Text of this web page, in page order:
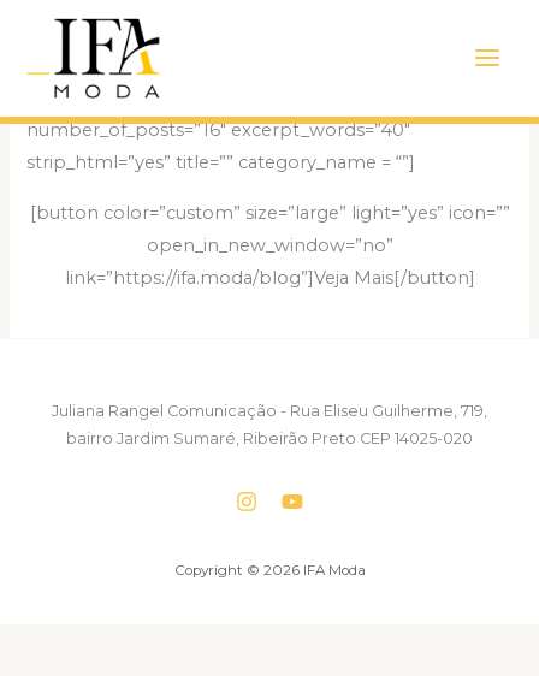
conteúdo
Menu
Página inicial
[recent_posts number_of_columns=”4″
number_of_posts=”16″ excerpt_words=”40″
strip_html=”yes” title=”” category_name = “”]
[button color=”custom” size=”large” light=”yes” icon=””
open_in_new_window=”no”
link=”https://ifa.moda/blog”]Veja Mais[/button]
Juliana Rangel Comunicação - Rua Eliseu Guilherme, 719,
bairro Jardim Sumaré, Ribeirão Preto CEP 14025-020
Copyright © 2026 IFA Moda